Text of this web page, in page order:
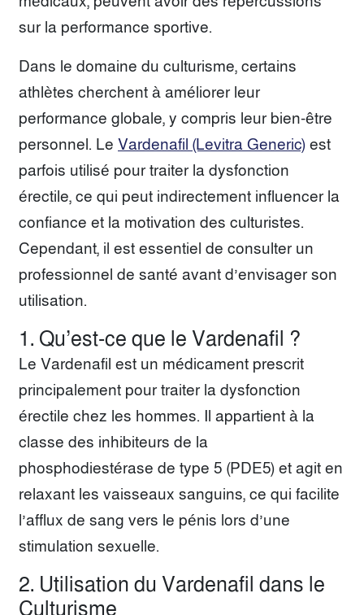
sur la performance sportive.
Dans le domaine du culturisme, certains
athlètes cherchent à améliorer leur
performance globale, y compris leur bien-être
personnel. Le Vardenafil (Levitra Generic)est
parfois utilisé pour traiter la dysfonction
érectile, ce qui peut indirectement influencer la
confiance et la motivation des culturistes.
Cependant, il est essentiel de consulter un
professionnel de santé avant d’envisager son
utilisation.
1. Qu’est-ce que le Vardenafil ?
Le Vardenafil est un médicament prescrit
principalement pour traiter la dysfonction
érectile chez les hommes. Il appartient à la
classe des inhibiteurs de la
phosphodiestérase de type 5 (PDE5) et agit en
relaxant les vaisseaux sanguins, ce qui facilite
l’afflux de sang vers le pénis lors d’une
stimulation sexuelle.
2. Utilisation du Vardenafil dans le
Culturisme